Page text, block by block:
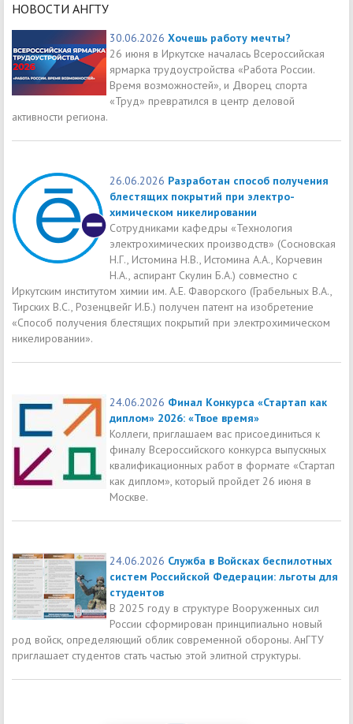
НОВОСТИ АНГТУ
30.06.2026 Хочешь работу мечты?
26 июня в Иркутске началась Всероссийская
ярмарка трудоустройства «Работа России.
Время возможностей», и Дворец спорта
«Труд» превратился в центр деловой
активности региона.
26.06.2026 Разработан способ получения
блестящих покрытий при электро-
химическом никелировании
Сотрудниками кафедры «Технология
электрохимических производств» (Сосновская
Н.Г., Истомина Н.В., Истомина А.А., Корчевин
Н.А., аспирант Скулин Б.А.) совместно с
Иркутским институтом химии им. А.Е. Фаворского (Грабельных В.А.,
Тирских В.С., Розенцвейг И.Б.) получен патент на изобретение
«Способ получения блестящих покрытий при электрохимическом
никелировании».
24.06.2026 Финал Конкурса «Стартап как
диплом» 2026: «Твое время»
Коллеги, приглашаем вас присоединиться к
финалу Всероссийского конкурса выпускных
квалификационных работ в формате «Стартап
как диплом», который пройдет 26 июня в
Москве.
24.06.2026 Служба в Войсках беспилотных
систем Российской Федерации: льготы для
студентов
В 2025 году в структуре Вооруженных сил
России сформирован принципиально новый
род войск, определяющий облик современной обороны. АнГТУ
приглашает студентов стать частью этой элитной структуры.